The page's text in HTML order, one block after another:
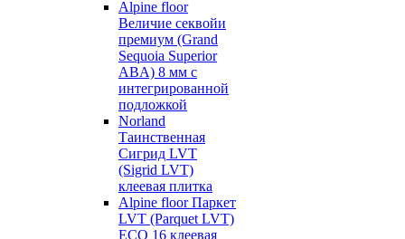
Alpine floor
Величие секвойи
премиум (Grand
Sequoia Superior
ABA) 8 мм с
интегрированной
подложкой
Norland
Таинственная
Сигрид LVT
(Sigrid LVT)
клеевая плитка
Alpine floor Паркет
LVT (Parquet LVT)
ECO 16 клеевая